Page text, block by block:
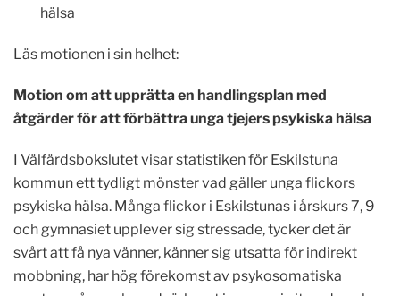
hälsa
Läs motionen i sin helhet:
Motion om att upprätta en handlingsplan med
åtgärder för att förbättra unga tjejers psykiska hälsa
I Välfärdsbokslutet visar statistiken för Eskilstuna
kommun ett tydligt mönster vad gäller unga flickors
psykiska hälsa. Många flickor i Eskilstunas i årskurs 7, 9
och gymnasiet upplever sig stressade, tycker det är
svårt att få nya vänner, känner sig utsatta för indirekt
mobbning, har hög förekomst av psykosomatiska